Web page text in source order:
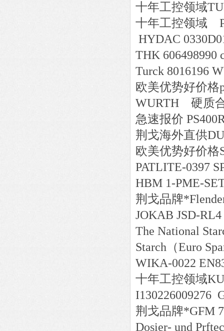
十年工控领域
十年工控领域
HYDAC
THK 606498990
Turck 8016196
欧美优势好价格
WURTH 硬质
急速报价
荆戈海外直供
欧美优势好价格
PATLITE-0397
HBM 1-PME-
荆戈品牌*
JOKAB JSD-RL4
The National
Starch（Euro
WIKA-0022
十年工控领域
I130226009276
荆戈品牌*GFM
Dosier- und